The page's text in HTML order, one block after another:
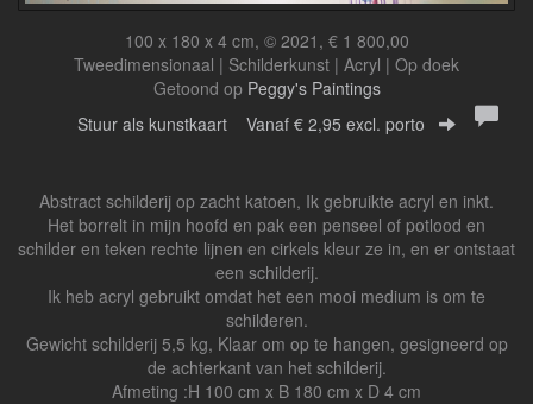
100 x 180 x 4 cm, © 2021, € 1 800,00
Tweedimensionaal | Schilderkunst | Acryl | Op doek
Getoond op Peggy's Paintings
Stuur als kunstkaart Vanaf € 2,95 excl. porto
Abstract schilderij op zacht katoen, Ik gebruikte acryl en inkt.
Het borrelt in mijn hoofd en pak een penseel of potlood en
schilder en teken rechte lijnen en cirkels kleur ze in, en er ontstaat
een schilderij.
Ik heb acryl gebruikt omdat het een mooi medium is om te
schilderen.
Gewicht schilderij 5,5 kg, Klaar om op te hangen, gesigneerd op
de achterkant van het schilderij.
Afmeting :H 100 cm x B 180 cm x D 4 cm